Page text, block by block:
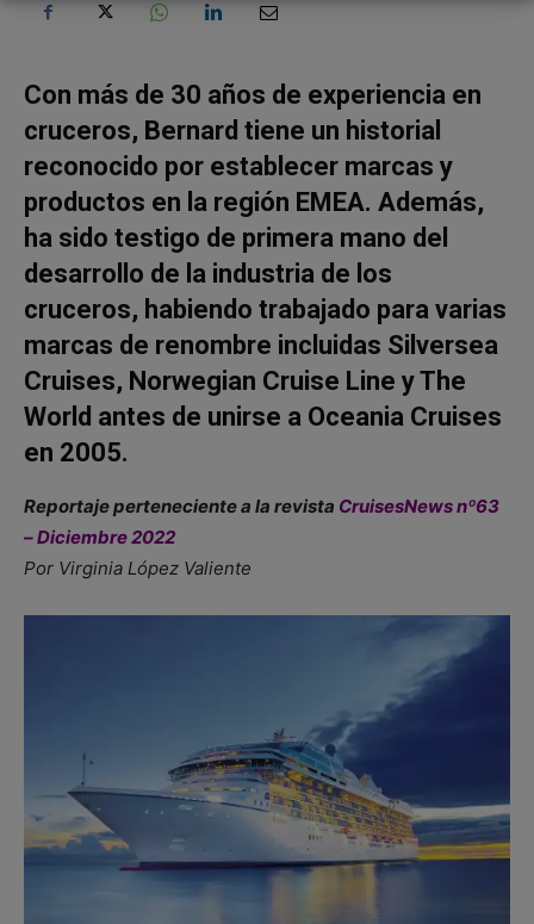
Con más de 30 años de experiencia en
cruceros, Bernard tiene un historial
reconocido por establecer marcas y
productos en la región EMEA. Además,
ha sido testigo de primera mano del
desarrollo de la industria de los
cruceros, habiendo trabajado para varias
marcas de renombre incluidas Silversea
Cruises, Norwegian Cruise Line y The
World antes de unirse a Oceania Cruises
en 2005.
Reportaje perteneciente a la revista CruisesNews nº63
– Diciembre 2022
Por Virginia López Valiente